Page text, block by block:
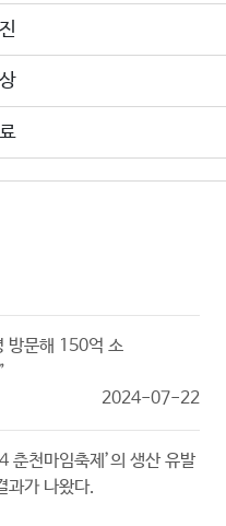
방문해 150억 소
2024-07-22
춘천마임축제’의 생산 유발
과가 나왔다.